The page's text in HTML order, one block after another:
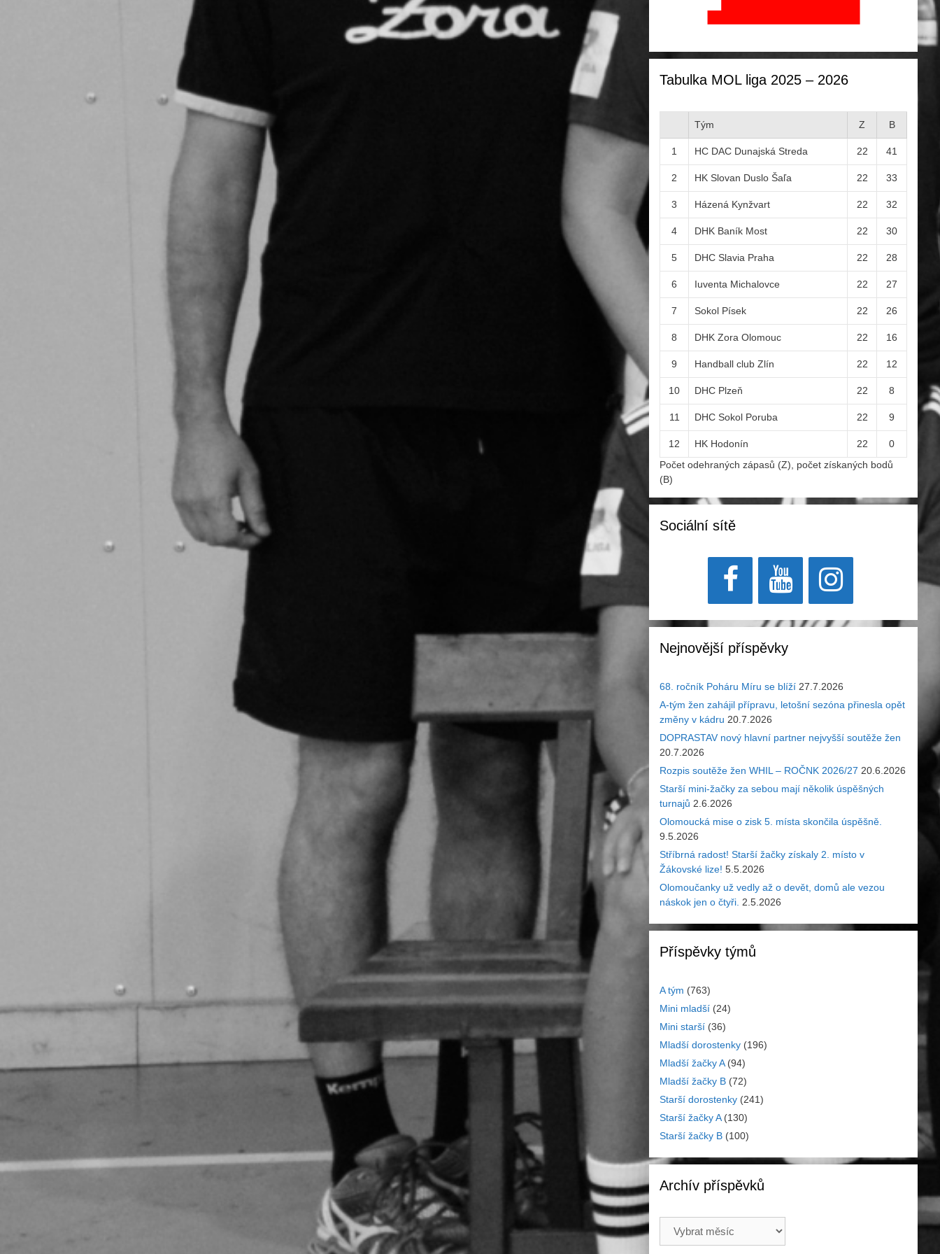
Tabulka MOL liga 2025 – 2026
Tým Z B
1 HC DAC Dunajská Streda 22 41
2 HK Slovan Duslo Šaľa 22 33
3 Házená Kynžvart 22 32
4 DHK Baník Most 22 30
5 DHC Slavia Praha 22 28
6 Iuventa Michalovce 22 27
7 Sokol Písek 22 26
8 DHK Zora Olomouc 22 16
9 Handball club Zlín 22 12
10 DHC Plzeň 22 8
11 DHC Sokol Poruba 22 9
12 HK Hodonín 22
0
Počet odehraných zápasů (Z), počet získaných bodů
(B)
Sociální sítě
Nejnovější příspěvky
68. ročník Poháru Míru se blíží 27.7.2026
A-tým žen zahájil přípravu, letošní sezóna přinesla opět
změny v kádru 20.7.2026
DOPRASTAV nový hlavní partner nejvyšší soutěže žen
20.7.2026
Rozpis soutěže žen WHIL – ROČNK 2026/27 20.6.2026
Starší mini-žačky za sebou mají několik úspěšných
turnajů 2.6.2026
Olomoucká mise o zisk 5. místa skončila úspěšně.
9.5.2026
Stříbrná radost! Starší žačky získaly 2. místo v
Žákovské lize! 5.5.2026
Olomoučanky už vedly až o devět, domů ale vezou
náskok jen o čtyři. 2.5.2026
Příspěvky týmů
A tým (763)
Mini mladší (24)
Mini starší (36)
Mladší dorostenky (196)
Mladší žačky A(94)
Mladší žačky B (72)
Starší dorostenky (241)
Starší žačky A(130)
Starší žačky B (100)
Archív příspěvků
příspěvků